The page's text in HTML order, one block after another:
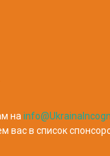
на
вас в список